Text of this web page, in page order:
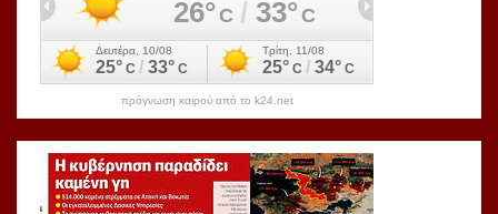
πρόγνωση καιρού από το k24.net